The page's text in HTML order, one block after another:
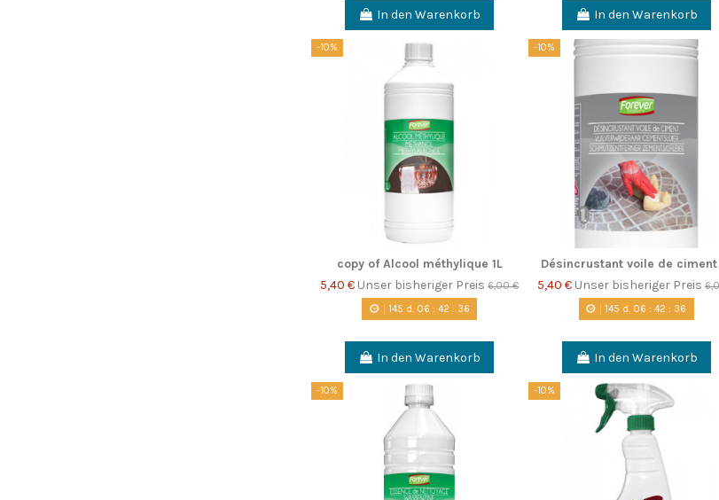
In den Warenkorb In den Warenkorb
-10%
copy of Alcool méthylique 1L
5,40 € Unser bisheriger Preis6,00 €
145 d. 06 : 42 : 35
In den Warenkorb
-10%
Désincrustant voile de ciment
5,40 € Unser bisheriger Preis
145 d. 06 :42 : 35
In den Warenkorb
-10% -10%